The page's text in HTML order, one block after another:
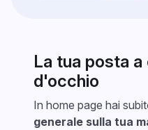
La tua posta a
d'occhio
In home page hai
generale sulla tua